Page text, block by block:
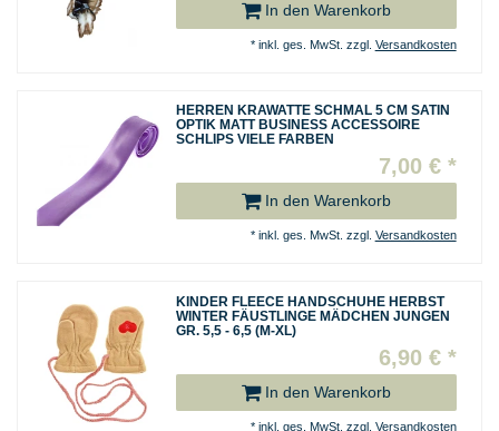
In den Warenkorb
* inkl. ges. MwSt. zzgl. Versandkosten
HERREN KRAWATTE SCHMAL 5 CM SATIN
OPTIK MATT BUSINESS ACCESSOIRE
SCHLIPS VIELE FARBEN
7,00 € *
In den Warenkorb
* inkl. ges. MwSt. zzgl. Versandkosten
KINDER FLEECE HANDSCHUHE HERBST
WINTER FÄUSTLINGE MÄDCHEN JUNGEN
GR. 5,5 - 6,5 (M-XL)
6,90 € *
In den Warenkorb
* inkl. ges. MwSt. zzgl. Versandkosten